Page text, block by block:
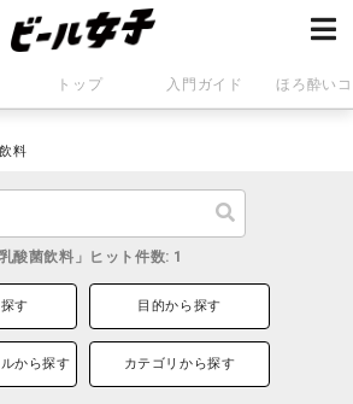
トップ 入門ガイド ほろ酔い
料
乳酸菌飲料」ヒット件数: 1
す 目的から探す
から探す カテゴリから探す